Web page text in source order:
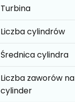
Turbina
Liczba cylindrów
Średnica cylindra
Liczba zaworów na
cylinder